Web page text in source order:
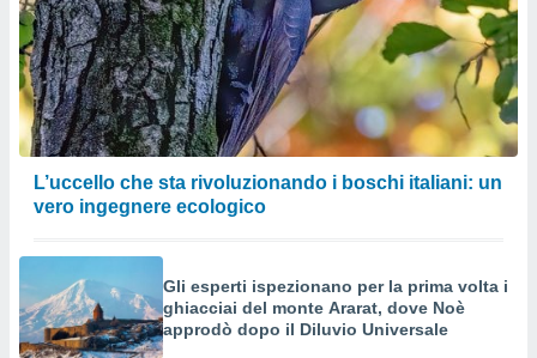
L’uccello che sta rivoluzionando i boschi italiani: un
vero ingegnere ecologico
Gli esperti ispezionano per la prima volta i
ghiacciai del monte Ararat, dove Noè
approdò dopo il Diluvio Universale